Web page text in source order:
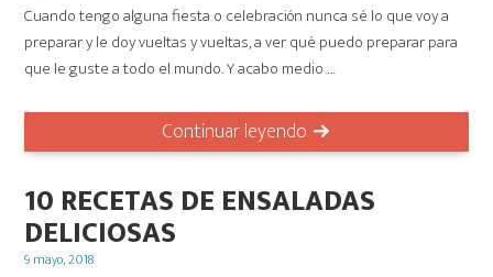
Cuando tengo alguna fiesta o celebración nunca sé lo que voy a
preparar y le doy vueltas y vueltas, a ver qué puedo preparar para
que le guste a todo el mundo. Y acabo medio …
Continuar leyendo
10 RECETAS DE ENSALADAS
DELICIOSAS
Posted
9 mayo, 2018